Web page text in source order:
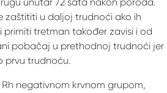
zaštititi u daljoj trudnoći ako ih
primiti tretman također zavisi i od
pobačaj u prethodnoj trudnoći jer
prvu trudnoću.
negativnom krvnom grupom,